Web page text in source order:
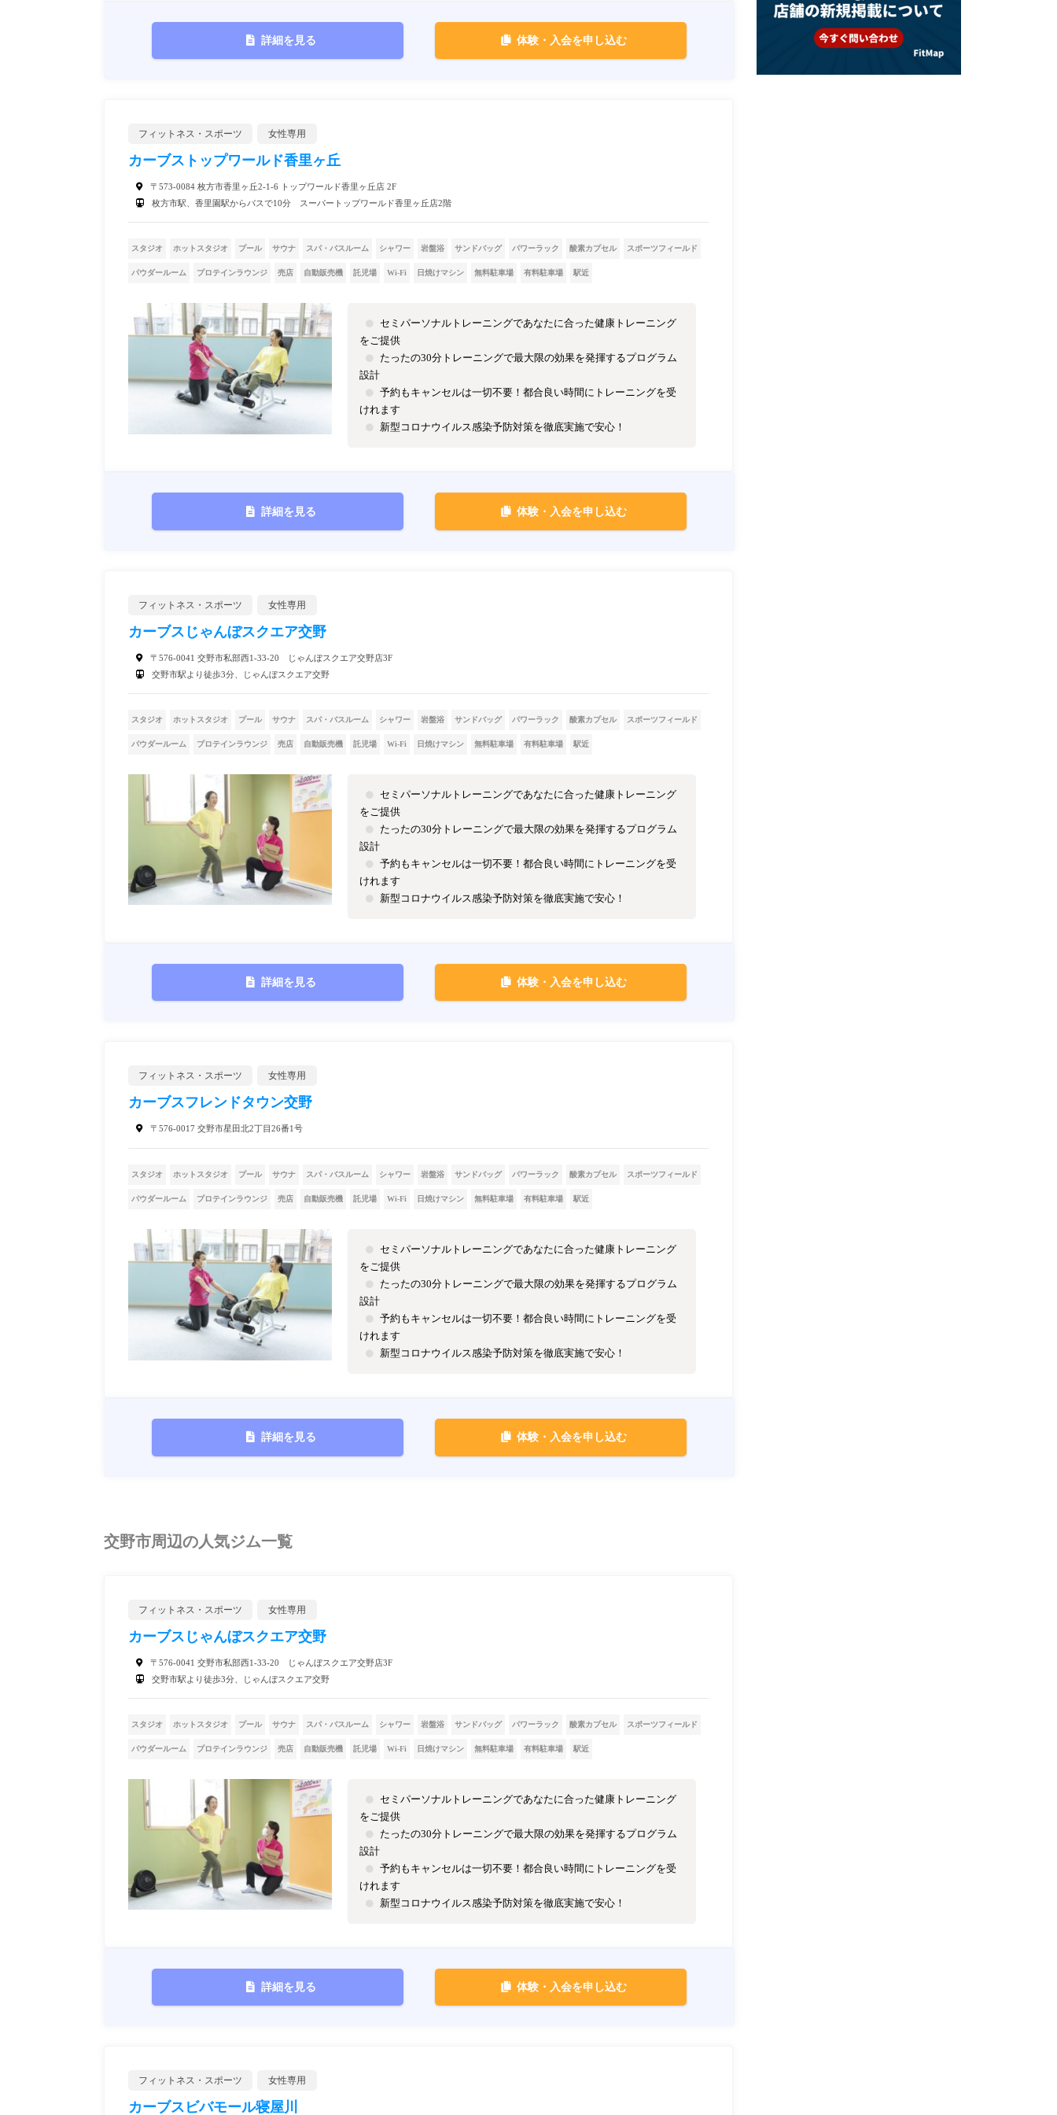
詳細を見る 体験・入会を申し込む
フィットネス・スポーツ 女性専用
カーブストップワールド香里ヶ丘
〒573-0084 枚方市香里ヶ丘2-1-6 トップワールド香里ヶ丘店 2F
枚方市駅、香里園駅からバスで10分 スーパートップワールド香里ヶ丘店2階
スタジオ ホットスタジオ プール サウナ スパ・バスルーム シャワー 岩盤浴 サンドバッグ パワーラック 酸素カプセル スポーツフィールド
パウダールーム プロテインラウンジ 売店 自動販売機 託児場 Wi-Fi 日焼けマシン 無料駐車場 有料駐車場 駅近
セミパーソナルトレーニングであなたに合った健康トレーニング
をご提供
たったの30分トレーニングで最大限の効果を発揮するプログラム
設計
予約もキャンセルは一切不要！都合良い時間にトレーニングを受
けれます
新型コロナウイルス感染予防対策を徹底実施で安心！
詳細を見る 体験・入会を申し込む
フィットネス・スポーツ 女性専用
カーブスじゃんぼスクエア交野
〒576-0041 交野市私部西1-33-20 じゃんぼスクエア交野店3F
交野市駅より徒歩3分、じゃんぼスクエア交野
スタジオ ホットスタジオ プール サウナ スパ・バスルーム シャワー 岩盤浴 サンドバッグ パワーラック 酸素カプセル スポーツフィールド
パウダールーム プロテインラウンジ 売店 自動販売機 託児場 Wi-Fi 日焼けマシン 無料駐車場 有料駐車場 駅近
セミパーソナルトレーニングであなたに合った健康トレーニング
をご提供
たったの30分トレーニングで最大限の効果を発揮するプログラム
設計
予約もキャンセルは一切不要！都合良い時間にトレーニングを受
けれます
新型コロナウイルス感染予防対策を徹底実施で安心！
詳細を見る 体験・入会を申し込む
フィットネス・スポーツ 女性専用
カーブスフレンドタウン交野
〒576-0017 交野市星田北2丁目26番1号
スタジオ ホットスタジオ プール サウナ スパ・バスルーム シャワー 岩盤浴 サンドバッグ パワーラック 酸素カプセル スポーツフィールド
パウダールーム プロテインラウンジ 売店 自動販売機 託児場 Wi-Fi 日焼けマシン 無料駐車場 有料駐車場 駅近
セミパーソナルトレーニングであなたに合った健康トレーニング
をご提供
たったの30分トレーニングで最大限の効果を発揮するプログラム
設計
予約もキャンセルは一切不要！都合良い時間にトレーニングを受
けれます
新型コロナウイルス感染予防対策を徹底実施で安心！
詳細を見る 体験・入会を申し込む
交野市周辺の人気ジム一覧
フィットネス・スポーツ 女性専用
カーブスじゃんぼスクエア交野
〒576-0041 交野市私部西1-33-20 じゃんぼスクエア交野店3F
交野市駅より徒歩3分、じゃんぼスクエア交野
スタジオ ホットスタジオ プール サウナ スパ・バスルーム シャワー 岩盤浴 サンドバッグ パワーラック 酸素カプセル スポーツフィールド
パウダールーム プロテインラウンジ 売店 自動販売機 託児場 Wi-Fi 日焼けマシン 無料駐車場 有料駐車場 駅近
セミパーソナルトレーニングであなたに合った健康トレーニング
をご提供
たったの30分トレーニングで最大限の効果を発揮するプログラム
設計
予約もキャンセルは一切不要！都合良い時間にトレーニングを受
けれます
新型コロナウイルス感染予防対策を徹底実施で安心！
詳細を見る 体験・入会を申し込む
フィットネス・スポーツ 女性専用
カーブスビバモール寝屋川